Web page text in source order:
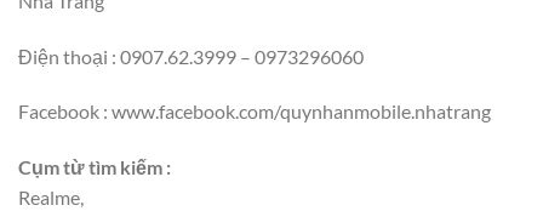
Điện thoại : 0907.62.3999 – 0973296060
Facebook : www.facebook.com/quynhanmobile.nhatrang
Cụm từ tìm kiếm :
Realme,